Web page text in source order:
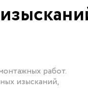
работ.
изысканий,